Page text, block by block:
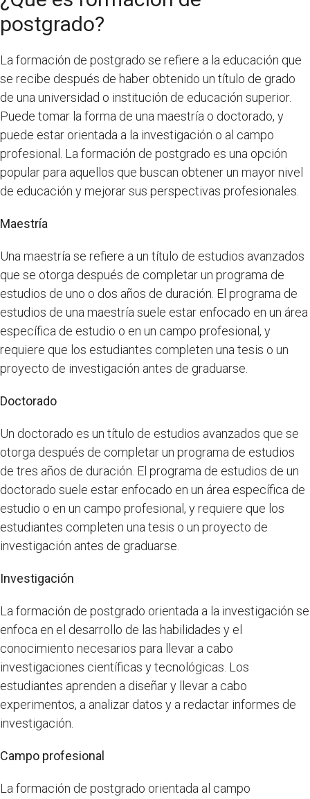
postgrado?
La formación de postgrado se refiere a la educación que
se recibe después de haber obtenido un título de grado
de una universidad o institución de educación superior.
Puede tomar la forma de una maestría o doctorado, y
puede estar orientada a la investigación o al campo
profesional. La formación de postgrado es una opción
popular para aquellos que buscan obtener un mayor nivel
de educación y mejorar sus perspectivas profesionales.
Maestría
Una maestría se refiere a un título de estudios avanzados
que se otorga después de completar un programa de
estudios de uno o dos años de duración. El programa de
estudios de una maestría suele estar enfocado en un área
específica de estudio o en un campo profesional, y
requiere que los estudiantes completen una tesis o un
proyecto de investigación antes de graduarse.
Doctorado
Un doctorado es un título de estudios avanzados que se
otorga después de completar un programa de estudios
de tres años de duración. El programa de estudios de un
doctorado suele estar enfocado en un área específica de
estudio o en un campo profesional, y requiere que los
estudiantes completen una tesis o un proyecto de
investigación antes de graduarse.
Investigación
La formación de postgrado orientada a la investigación se
enfoca en el desarrollo de las habilidades y el
conocimiento necesarios para llevar a cabo
investigaciones científicas y tecnológicas. Los
estudiantes aprenden a diseñar y llevar a cabo
experimentos, a analizar datos y a redactar informes de
investigación.
Campo profesional
La formación de postgrado orientada al campo